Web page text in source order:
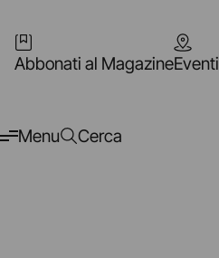
Abbonati al MagazineEventi
Menu Cerca